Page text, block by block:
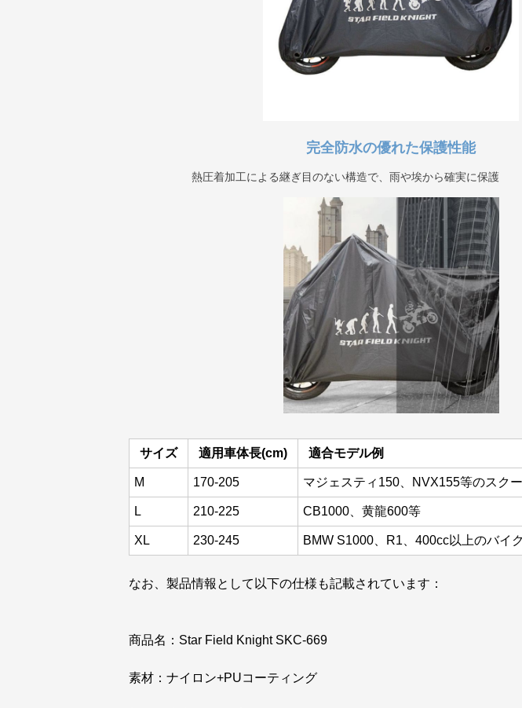
完全防水の優れた保護性能
熱圧着加工による継ぎ目のない構造で、雨や埃から確実に保護
サイズ 適用車体長(cm) 適合モデル例
M 170-205 マジェスティ150、NVX155等のスク
L 210-225 CB1000、黄龍600等
XL 230-245 BMW S1000、R1、400cc以上のバイク
なお、製品情報として以下の仕様も記載されています：
商品名：Star Field Knight SKC-669
素材：ナイロン+PUコーティング